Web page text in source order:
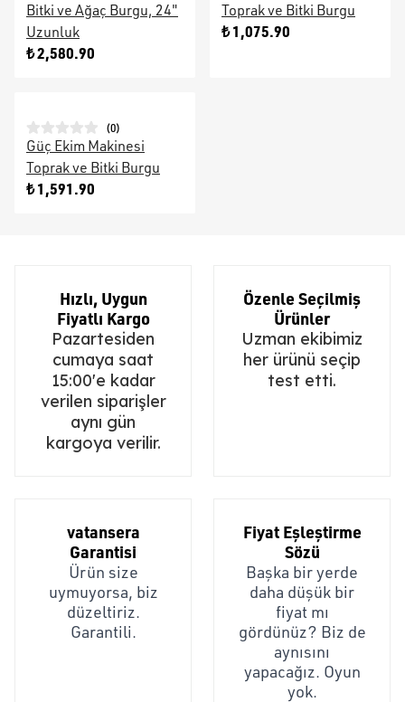
Bitki ve Ağaç Burgu, 24"
Uzunluk
₺ 2,580.90
Toprak ve Bitki Burgu
₺ 1,075.90
(0)
Güç Ekim Makinesi
Toprak ve Bitki Burgu
₺ 1,591.90
Hızlı, Uygun
Fiyatlı Kargo
Pazartesiden
cumaya saat
15:00'e kadar
verilen siparişler
aynı gün
kargoya verilir.
Özenle Seçilmiş
Ürünler
Uzman ekibimiz
her ürünü seçip
test etti.
vatansera
Garantisi
Ürün size
uymuyorsa, biz
düzeltiriz.
Garantili.
Fiyat Eşleştirme
Sözü
Başka bir yerde
daha düşük bir
fiyat mı
gördünüz? Biz de
aynısını
yapacağız. Oyun
yok.